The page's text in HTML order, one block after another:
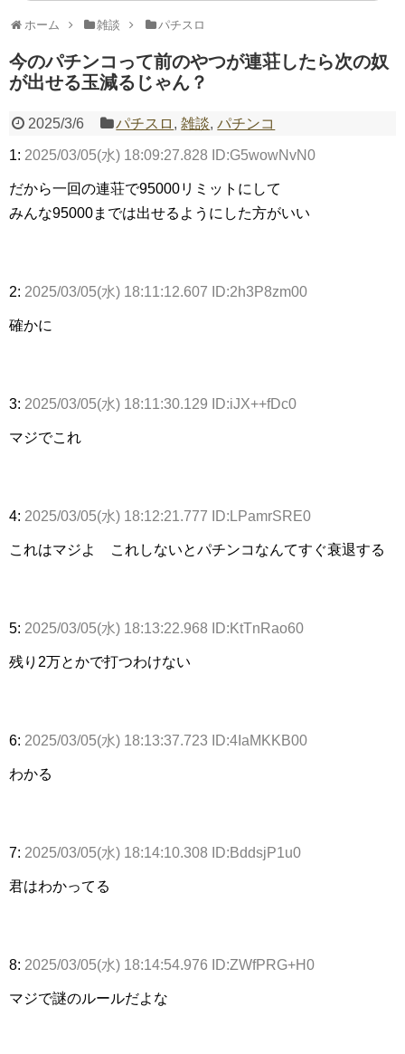
いヤバいか教えて？...
ホーム 雑談 パチスロ
今のパチンコって前のやつが連荘したら次の奴
が出せる玉減るじゃん？
2025/3/6 パチスロ ,雑談,パチンコ
1: 2025/03/05(水) 18:09:27.828 ID:G5wowNvN0
だから一回の連荘で95000リミットにして
みんな95000までは出せるようにした方がいい
2: 2025/03/05(水) 18:11:12.607 ID:2h3P8zm00
確かに
3: 2025/03/05(水) 18:11:30.129 ID:iJX++fDc0
マジでこれ
4: 2025/03/05(水) 18:12:21.777 ID:LPamrSRE0
これはマジよ これしないとパチンコなんてすぐ衰退する
5: 2025/03/05(水) 18:13:22.968 ID:KtTnRao60
残り2万とかで打つわけない
6: 2025/03/05(水) 18:13:37.723 ID:4IaMKKB00
わかる
7: 2025/03/05(水) 18:14:10.308 ID:BddsjP1u0
君はわかってる
8: 2025/03/05(水) 18:14:54.976 ID:ZWfPRG+H0
マジで謎のルールだよな